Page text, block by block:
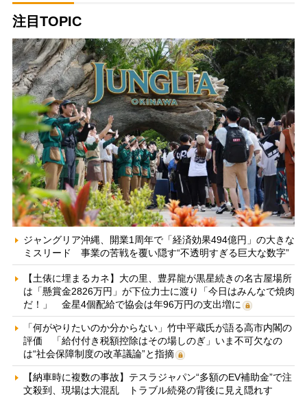
注目TOPIC
ジャングリア沖縄、開業1周年で「経済効果494億円」の大きな
ミスリード 事業の苦戦を覆い隠す“不透明すぎる巨大な数字”
【土俵に埋まるカネ】大の里、豊昇龍が黒星続きの名古屋場所
は「懸賞金2826万円」が下位力士に渡り「今日はみんなで焼肉
だ！」 金星4個配給で協会は年96万円の支出増に
「何がやりたいのか分からない」竹中平蔵氏が語る高市内閣の
評価 「給付付き税額控除はその場しのぎ」いま不可欠なの
は“社会保障制度の改革議論”と指摘
【納車時に複数の事故】テスラジャパン“多額のEV補助金”で注
文殺到、現場は大混乱 トラブル続発の背後に見え隠れす